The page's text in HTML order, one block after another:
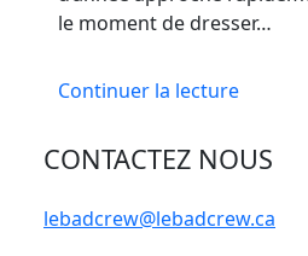
le moment de dresser…
Continuer la lecture
CONTACTEZ NOUS
lebadcrew@lebadcrew.ca